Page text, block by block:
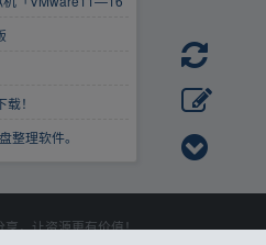
操作系统！一台电脑
正的实现一机多用！
！
整理软件。
享，让资源更有价值！